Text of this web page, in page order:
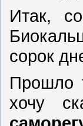
Итак,
сорок
Прошло
хочу